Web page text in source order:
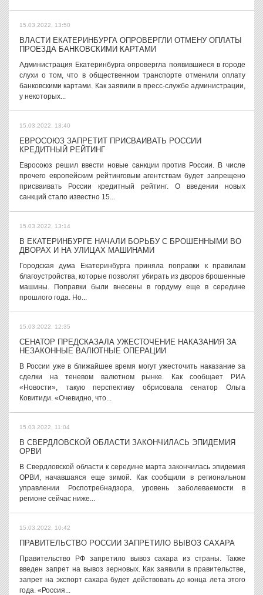
15.03.2022, 13:50
ВЛАСТИ ЕКАТЕРИНБУРГА ОПРОВЕРГЛИ ОТМЕНУ ОПЛАТЫ
ПРОЕЗДА БАНКОВСКИМИ КАРТАМИ
Администрация Екатеринбурга опровергла появившиеся в городе
слухи о том, что в общественном транспорте отменили оплату
банковскими картами. Как заявили в пресс-службе администрации,
у некоторых...
15.03.2022, 13:40
ЕВРОСОЮЗ ЗАПРЕТИТ ПРИСВАИВАТЬ РОССИИ
КРЕДИТНЫЙ РЕЙТИНГ
Евросоюз решил ввести новые санкции против России. В числе
прочего европейским рейтинговым агентствам будет запрещено
присваивать России кредитный рейтинг. О введении новых
санкций стало известно 15...
15.03.2022, 13:14
В ЕКАТЕРИНБУРГЕ НАЧАЛИ БОРЬБУ С БРОШЕННЫМИ ВО
ДВОРАХ И НА УЛИЦАХ МАШИНАМИ
Городская дума Екатеринбурга приняла поправки к правилам
благоустройства, которые позволят убирать из дворов брошенные
машины. Поправки были внесены в гордуму еще в середине
прошлого года. Но...
15.03.2022, 12:35
СЕНАТОР ПРЕДСКАЗАЛА УЖЕСТОЧЕНИЕ НАКАЗАНИЯ ЗА
НЕЗАКОННЫЕ ВАЛЮТНЫЕ ОПЕРАЦИИ
В России уже в ближайшее время могут ужесточить наказание за
сделки на теневом валютном рынке. Как сообщает РИА
«Новости», такую перспективу обрисовала сенатор Ольга
Ковитиди. «Очевидно, что...
15.03.2022, 11:04
В СВЕРДЛОВСКОЙ ОБЛАСТИ ЗАКОНЧИЛАСЬ ЭПИДЕМИЯ
ОРВИ
В Свердловской области к середине марта закончилась эпидемия
ОРВИ, начавшаяся еще зимой. Как сообщили в региональном
управлении Роспотребнадзора, уровень заболеваемости в
регионе сейчас ниже...
15.03.2022, 10:42
ПРАВИТЕЛЬСТВО РОССИИ ЗАПРЕТИЛО ВЫВОЗ САХАРА
Правительство РФ запретило вывоз сахара из страны. Также
введен запрет на вывоз зерновых. Как заявили в правительстве,
запрет на экспорт сахара будет действовать до конца лета этого
года. «Россия...